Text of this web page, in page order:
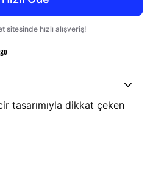
tasarımıyla dikkat çeken